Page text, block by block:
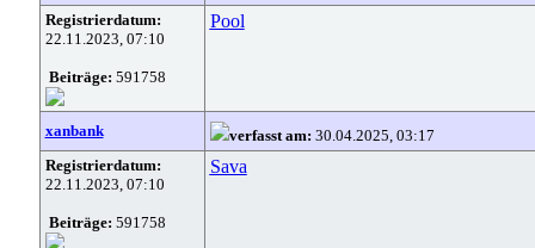
Registrierdatum:
22.11.2023, 07:10
Beiträge: 591758
Pool
xanbank verfasst am: 30.04.2025, 03:17
Registrierdatum:
22.11.2023, 07:10
Beiträge: 591758
Sava